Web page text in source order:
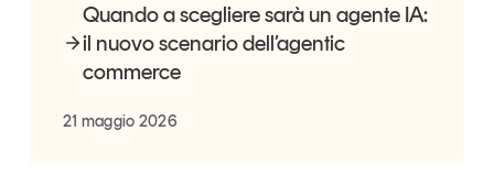
Quando a scegliere sarà un agente IA:
il nuovo scenario dell’agentic
commerce
21 maggio 2026